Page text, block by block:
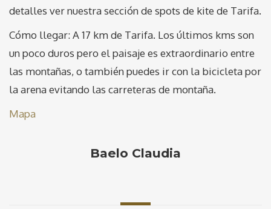
detalles ver nuestra sección de spots de kite de Tarifa.
Cómo llegar: A 17 km de Tarifa. Los últimos kms son
un poco duros pero el paisaje es extraordinario entre
las montañas, o también puedes ir con la bicicleta por
la arena evitando las carreteras de montaña.
Mapa
Baelo Claudia